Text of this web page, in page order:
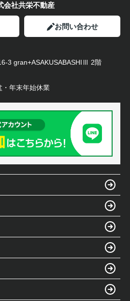
会社共栄不動産
お問い合わせ
3 gran+ASAKUSABASHIⅢ 2階
・年末年始休業